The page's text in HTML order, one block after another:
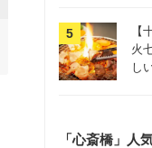
【
火
し
「心斎橋」人